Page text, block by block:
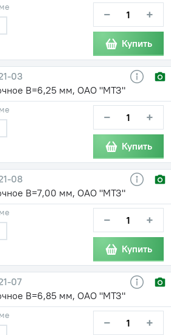
− +
Купить
03
В=6,25 мм, ОАО "МТЗ"
− +
Купить
08
В=7,00 мм, ОАО "МТЗ"
− +
Купить
07
В=6,85 мм, ОАО "МТЗ"
− +